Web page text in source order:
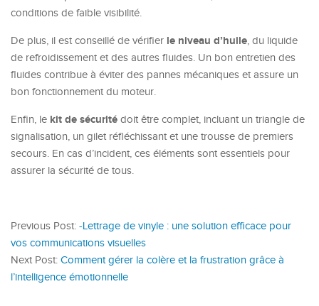
conditions de faible visibilité.
De plus, il est conseillé de vérifier le niveau d’huile, du liquide
de refroidissement et des autres fluides. Un bon entretien des
fluides contribue à éviter des pannes mécaniques et assure un
bon fonctionnement du moteur.
Enfin, le kit de sécurité doit être complet, incluant un triangle de
signalisation, un gilet réfléchissant et une trousse de premiers
secours. En cas d’incident, ces éléments sont essentiels pour
assurer la sécurité de tous.
Previous Post: -Lettrage de vinyle : une solution efficace pour
vos communications visuelles
Next Post: Comment gérer la colère et la frustration grâce à
l’intelligence émotionnelle